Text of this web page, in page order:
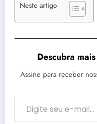
Neste artigo
Descubra
Assine para receber
Digite seu e-mail…